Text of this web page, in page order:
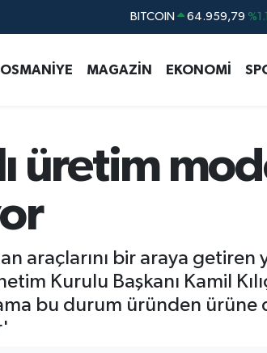
DOLAR 47,7436
EURO 55,2510
%-
OSMANİYE MAGAZİN EKONOMİ
üretim
araçlarını bir araya getiren
Kurulu Başkanı Kamil
bu durum üründen